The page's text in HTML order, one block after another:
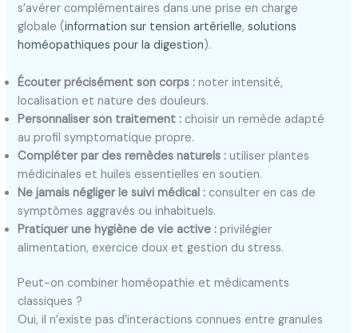
s’avérer complémentaires dans une prise en charge
globale (information sur tension artérielle,solutions
homéopathiques pour la digestion).
Écouter précisément son corps : noter intensité,
localisation et nature des douleurs.
Personnaliser son traitement : choisir un remède adapté
au profil symptomatique propre.
Compléter par des remèdes naturels : utiliser plantes
médicinales et huiles essentielles en soutien.
Ne jamais négliger le suivi médical : consulter en cas de
symptômes aggravés ou inhabituels.
Pratiquer une hygiène de vie active : privilégier
alimentation, exercice doux et gestion du stress.
Peut-on combiner homéopathie et médicaments
classiques ?
Oui, il n’existe pas d’interactions connues entre granules